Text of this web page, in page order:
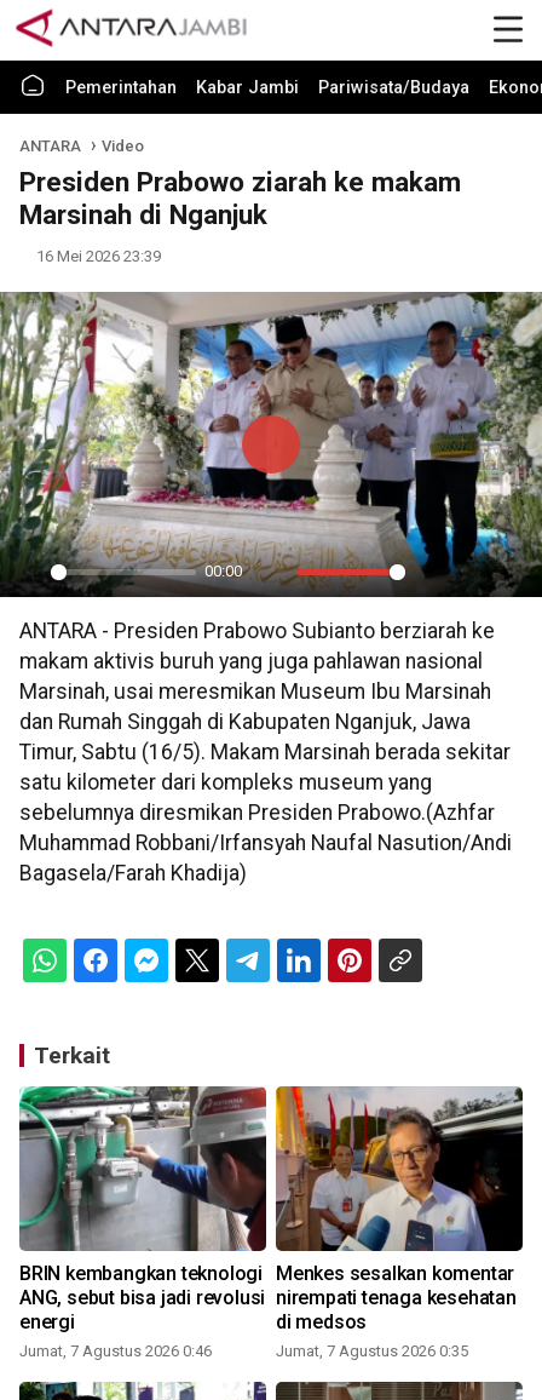
Pemerintahan Kabar Jambi Pariwisata/Budaya
ANTARA Video
Presiden Prabowo ziarah ke makam
Marsinah di Nganjuk
16 Mei 2026 23:39
Play
00:00
Mute Settings
PIP
Play
ANTARA - Presiden Prabowo Subianto berziarah ke
makam aktivis buruh yang juga pahlawan nasional
Marsinah, usai meresmikan Museum Ibu Marsinah
dan Rumah Singgah di Kabupaten Nganjuk, Jawa
Timur, Sabtu (16/5). Makam Marsinah berada sekitar
satu kilometer dari kompleks museum yang
sebelumnya diresmikan Presiden Prabowo.(Azhfar
Muhammad Robbani/Irfansyah Naufal Nasution/Andi
Bagasela/Farah Khadija)
Terkait
BRIN kembangkan teknologi
ANG, sebut bisa jadi revolusi
energi
Jumat, 7 Agustus 2026 0:46
Menkes sesalkan komentar
nirempati tenaga kesehatan
di medsos
Jumat, 7 Agustus 2026 0:35